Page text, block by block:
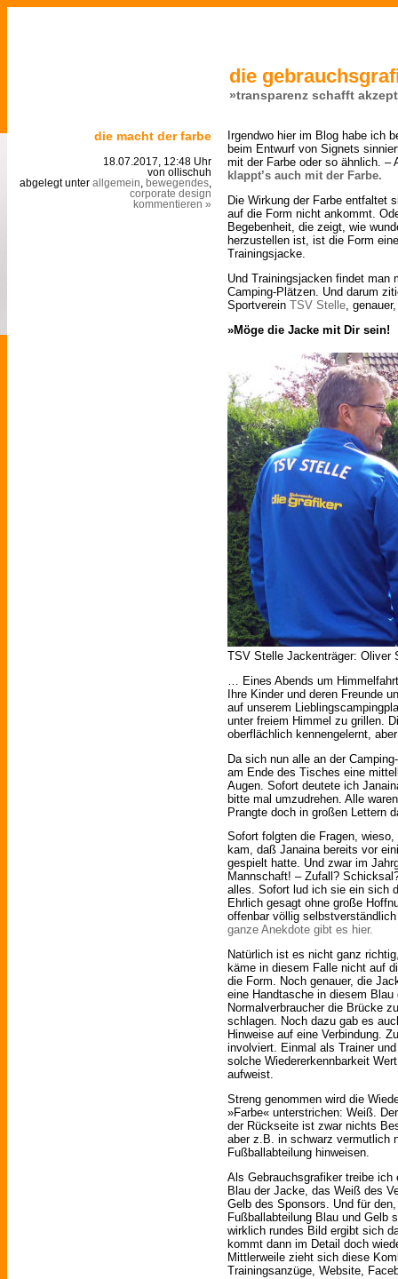
die
»transparenz schafft
die macht der farbe
18.07.2017, 12:48 Uhr
von ollischuh
abgelegt unter allgemein bewegendes
corporate design
kommentieren »
Irgendwo hier im Blog habe ich
beim Entwurf von Signets
mit der Farbe oder so ähnlich. –
klappt’s auch mit der Farbe.
Die Wirkung der Farbe entfaltet
auf die Form nicht ankommt.
Begebenheit, die zeigt, wie
herzustellen ist, ist die Form
Trainingsjacke.
Und Trainingsjacken findet man
Camping-Plätzen. Und darum
Sportverein TSV Stelle ,
»Möge die Jacke mit Dir sein!
TSV Stelle Jackenträger: Oliver
… Eines Abends um
Ihre Kinder und deren Freunde
auf unserem
unter freiem Himmel zu grillen.
oberflächlich kennengelernt,
Da sich nun alle an der
am Ende des Tisches eine
Augen. Sofort deutete ich
bitte mal umzudrehen. Alle
Prangte doch in großen Lettern
Sofort folgten die Fragen,
kam, daß Janaina bereits vor
gespielt hatte. Und zwar im
Mannschaft! – Zufall?
alles. Sofort lud ich sie ein sich
Ehrlich gesagt ohne große
offenbar völlig
ganze Anekdote gibt es hier.
Natürlich ist es nicht ganz
käme in diesem Falle nicht auf
die Form. Noch genauer, die
eine Handtasche in diesem
Normalverbraucher die Brücke
schlagen. Noch dazu gab es
Hinweise auf eine Verbindung.
involviert. Einmal als Trainer
solche Wiedererkennbarkeit
aufweist.
Streng genommen wird die
»Farbe« unterstrichen: Weiß.
der Rückseite ist zwar nichts
aber z.B. in schwarz vermutlich
Fußballabteilung hinweisen.
Als Gebrauchsgrafiker treibe
Blau der Jacke, das Weiß des
Gelb des Sponsors. Und für
Fußballabteilung Blau und Gelb
wirklich rundes Bild ergibt sich
kommt dann im Detail doch
Mittlerweile zieht sich diese
Trainingsanzüge, Website,